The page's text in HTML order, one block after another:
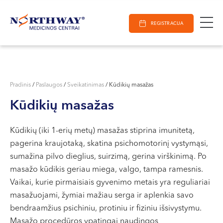
Darbo laikas
I-V 07:30 - 20:30
Kaunas
Miško g. 25A
Darbo laikas:
I-V 08:00 - 20:00
VI 09:00 - 15:00
Paieška REGISTRACIJA
E-Registracija
Pradinis / Paslaugos / Sveikatinimas / Kūdikių masažas
Kūdikių masažas
Kūdikių (iki 1-erių metų) masažas stiprina imunitetą,
pagerina kraujotaką, skatina psichomotorinį vystymąsi,
sumažina pilvo dieglius, suirzimą, gerina virškinimą. Po
masažo kūdikis geriau miega, valgo, tampa ramesnis.
Vaikai, kurie pirmaisiais gyvenimo metais yra reguliariai
masažuojami, žymiai mažiau serga ir aplenkia savo
bendraamžius psichiniu, protiniu ir fiziniu išsivystymu.